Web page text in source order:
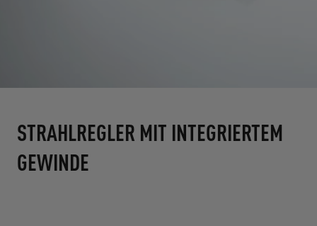
STRAHLREGLER MIT INTEGRIERTEM
GEWINDE